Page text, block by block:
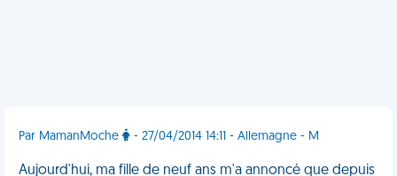
Par MamanMoche - 27/04/2014 14:11 - Allemagne - M
Aujourd'hui, ma fille de neuf ans m'a annoncé que depuis